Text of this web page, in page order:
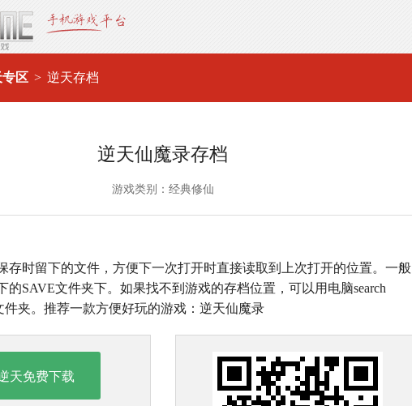
区 逆天存档
逆天仙魔录存档
游戏类别：经典修仙
存时留下的文件，方便下一次打开时直接读取到上次打开的位置。一般
的SAVE文件夹下。如果找不到游戏的存档位置，可以用电脑search
件夹。推荐一款方便好玩的游戏：逆天仙魔录
天免费下载